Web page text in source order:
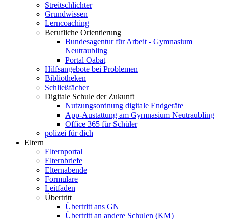
Streitschlichter
Grundwissen
Lerncoaching
Berufliche Orientierung
Bundesagentur für Arbeit - Gymnasium
Neutraubling
Portal Oabat
Hilfsangebote bei Problemen
Bibliotheken
Schließfächer
Digitale Schule der Zukunft
Nutzungsordnung digitale Endgeräte
App-Austattung am Gymnasium Neutraubling
Office 365 für Schüler
polizei für dich
Eltern
Elternportal
Elternbriefe
Elternabende
Formulare
Leitfaden
Übertritt
Übertritt ans GN
Übertritt an andere Schulen (KM)